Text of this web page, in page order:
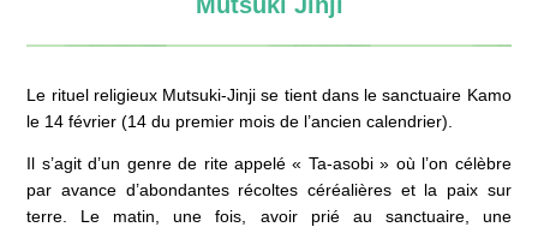
Le rituel religieux Mutsuki-Jinji se tient dans le sanctuaire Kamo
le 14 février (14 du premier mois de l’ancien calendrier).
Il s’agit d’un genre de rite appelé « Ta-asobi » où l’on célèbre
par avance d’abondantes récoltes céréalières et la paix sur
terre. Le matin, une fois, avoir prié au sanctuaire, une